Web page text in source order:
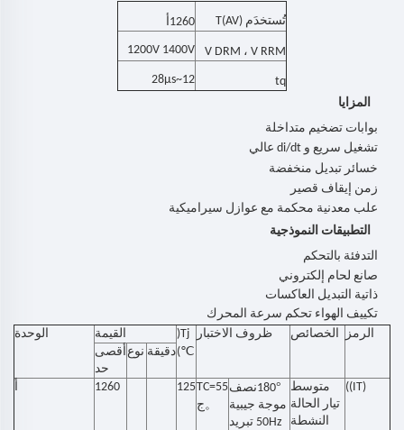
تُستخدَم T(AV)
1260
V DRM ، V RRM
1200V 1400V
tq
12~28μs
المزايا
بوابات تضخيم متداخلة
تشغيل سريع و di/dt عالي
خسائر تبديل منخفضة
زمن إيقاف قصير
علب معدنية محكمة مع عوازل سيراميكية
التطبيقات النموذجية
التدفئة بالتحكم
صانع لحام إلكتروني
ذاتية التبديل العاكسات
تكييف الهواء تحكم سرعة المحرك
الرمز
الخصائص ظروف الاختبار
Tj(
℃
)
القيمة
الوحدة
دقيقة نوع أقصى
حد
(IT))
متوسط
تيار الحالة
النشطة
180°
نصف
موجة جيبية
50Hz تبريد
TC=55
。 ج
125
1260